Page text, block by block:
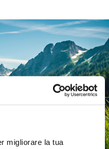
migliorare la tua